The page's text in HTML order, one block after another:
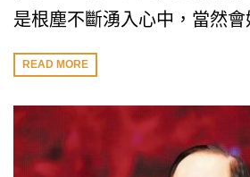
是根塵不斷湧入心中，當然會
READ MORE